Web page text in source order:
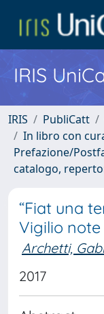
IRIS
IRIS PubliCatt
In libro con
Prefazione/
catalogo,
“Fiat una
Vigilio
Archetti,
2017